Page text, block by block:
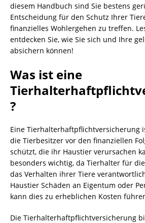
diesem Handbuch sind Sie bestens
Entscheidung für den Schutz Ihrer
finanzielles Wohlergehen zu treffen.
entdecken Sie, wie Sie sich und Ihre
absichern können!
Was ist eine
?
Eine Tierhalterhaftpflichtversicherung
die Tierbesitzer vor den finanziellen
schützt, die ihr Haustier verursachen
besonders wichtig, da Tierhalter für
das Verhalten ihrer Tiere
Haustier Schäden an Eigentum oder
kann dies zu erheblichen Kosten
Die Tierhalterhaftpflichtversicherung